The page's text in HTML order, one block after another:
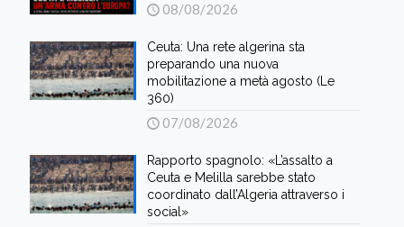
08/08/2026
Ceuta: Una rete algerina sta
preparando una nuova
mobilitazione a metà agosto (Le
360)
07/08/2026
Rapporto spagnolo: «L’assalto a
Ceuta e Melilla sarebbe stato
coordinato dall’Algeria attraverso i
social»